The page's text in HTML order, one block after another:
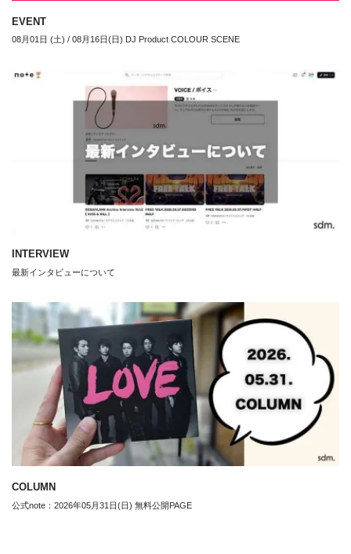
EVENT
08月01日 (土) / 08月16日(日) DJ Product COLOUR SCENE
INTERVIEW
最新インタビューについて
COLUMN
公式note：2026年05月31日(日) 無料公開PAGE